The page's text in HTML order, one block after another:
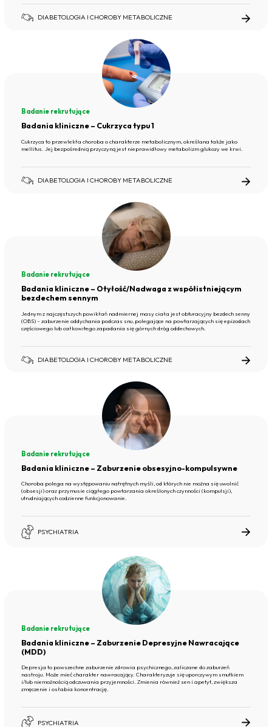
DIABETOLOGIA I CHOROBY METABOLICZNE
Badanie rekrutujące
Badania kliniczne – Cukrzyca typu 1
Cukrzyca to przewlekła choroba o charakterze metabolicznym, określana także jako
mellitus. Jej bezpośrednią przyczyną jest nieprawidłowy metabolizm glukozy we krwi.
DIABETOLOGIA I CHOROBY METABOLICZNE
Badanie rekrutujące
Badania kliniczne – Otyłość/Nadwaga z współistniejącym
bezdechem sennym
Jednym z najczęstszych powikłań nadmiernej masy ciała jest obturacyjny bezdech senny
(OBS) – zaburzenie oddychania podczas snu, polegające na powtarzających się epizodach
częściowego lub całkowitego zapadania się górnych dróg oddechowych.
DIABETOLOGIA I CHOROBY METABOLICZNE
Badanie rekrutujące
Badania kliniczne – Zaburzenie obsesyjno-kompulsywne
Choroba polega na występowaniu natrętnych myśli, od których nie można się uwolnić
(obsesji) oraz przymusie ciągłego powtarzania określonych czynności (kompulsji),
utrudniających codzienne funkcjonowanie.
PSYCHIATRIA
Badanie rekrutujące
Badania kliniczne – Zaburzenie Depresyjne Nawracające
(MDD)
Depresja to powszechne zaburzenie zdrowia psychicznego, zaliczane do zaburzeń
nastroju. Może mieć charakter nawracający. Charakteryzuje się uporczywym smutkiem
i/lub niemożnością odczuwania przyjemności. Zmienia również sen i apetyt, zwiększa
zmęczenie i osłabia koncentrację.
PSYCHIATRIA